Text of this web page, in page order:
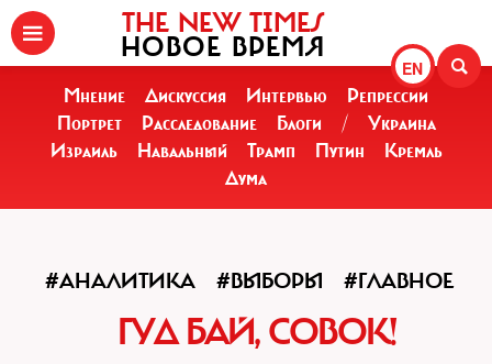
EN
THE NEW TIMES
НОВОЕ ВРЕМЯ
Мнение Дискуссия Интервью
Репрессии
Портрет
Расследование Блоги /
Украина
Израиль
Навальный Трамп Путин
Кремль
Дума
#АНАЛИТИКА #ВЫБОРЫ #ГЛАВНОЕ
ГУД БАЙ, СОВОК!